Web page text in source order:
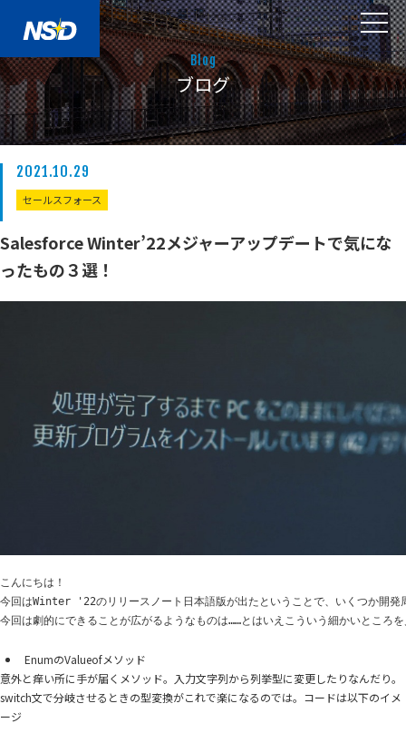
Blog
ブログ
2021.10.29
セールスフォース
Salesforce Winter’22メジャーアップデートで気にな
ったもの３選！
こんにちは！
今回はWinter '22のリリースノート日本語版が出たということで、いくつか開
今回は劇的にできることが広がるようなものは……とはいえこういう細かいところ
EnumのValueofメソッド
意外と痒い所に手が届くメソッド。入力文字列から列挙型に変更したりなんだり。
switch文で分岐させるときの型変換がこれで楽になるのでは。コードは以下のイメ
ージ